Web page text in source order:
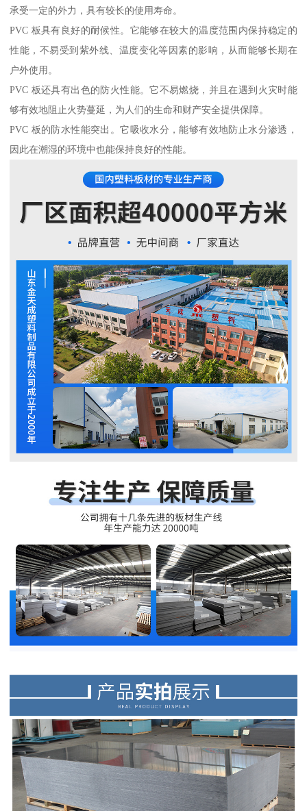
承受一定的外力，具有较长的使用寿命。
PVC 板具有良好的耐候性。它能够在较大的温度范围内保持稳定的
性能，不易受到紫外线、温度变化等因素的影响，从而能够长期在
户外使用。
PVC 板还具有出色的防火性能。它不易燃烧，并且在遇到火灾时能
够有效地阻止火势蔓延，为人们的生命和财产安全提供保障。
PVC 板的防水性能突出。它吸收水分，能够有效地防止水分渗透，
因此在潮湿的环境中也能保持良好的性能。